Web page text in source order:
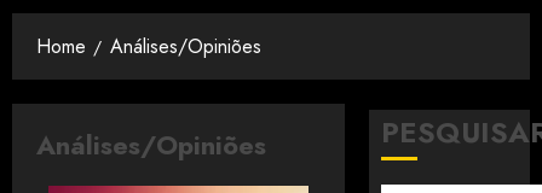
Home Análises/Opiniões
Análises/Opiniões